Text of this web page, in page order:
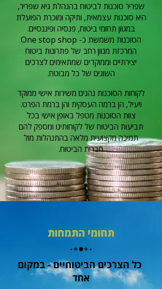
שפריר סוכנות לביטוח בהנהלת גיא שפריר,
היא סוכנות עצמאית, ותיקה ומוכרת הפועלת
במגוון תחומי ביטוח, פנסיה ופיננסיים.
הסוכנות משמשת כ- One stop shop
המרכזת מגוון רחב של פתרונות ביטוח
יצירתיים וממוקדים שמתאימים לצרכים
השונים של כל מבוטח.
לקוחות הסוכנות נהנים משירות אישי ממוקד
ויעיל, הן ברמה העסקית והן ברמת הפרט.
צוות הסוכנות מטפל באופן אישי בכל
תביעות הביטוח של לקוחותינו ומספק להם
תמיכה מקצועית מלאה בהתנהלות מול
חברות הביטוח.
תחומי התמחות
כל הצרכים הביטוחיים - במקום
אחד